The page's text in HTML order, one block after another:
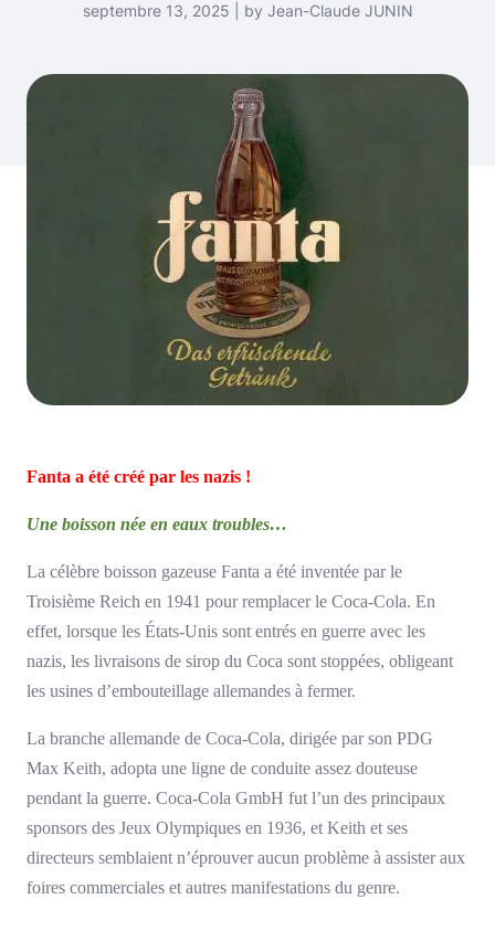
septembre 13, 2025 | by Jean-Claude JUNIN
Fanta a été créé par les nazis !
Une boisson née en eaux troubles…
La célèbre boisson gazeuse Fanta a été inventée par le
Troisième Reich en 1941 pour remplacer le Coca-Cola. En
effet, lorsque les États-Unis sont entrés en guerre avec les
nazis, les livraisons de sirop du Coca sont stoppées, obligeant
les usines d’embouteillage allemandes à fermer.
La branche allemande de Coca-Cola, dirigée par son PDG
Max Keith, adopta une ligne de conduite assez douteuse
pendant la guerre. Coca-Cola GmbH fut l’un des principaux
sponsors des Jeux Olympiques en 1936, et Keith et ses
directeurs semblaient n’éprouver aucun problème à assister aux
foires commerciales et autres manifestations du genre.